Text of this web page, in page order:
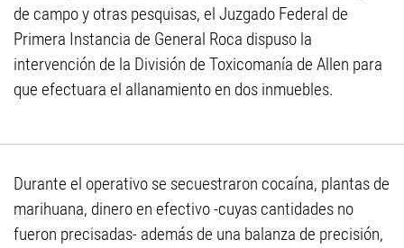
de campo y otras pesquisas, el Juzgado Federal de
Primera Instancia de General Roca dispuso la
intervención de la División de Toxicomanía de Allen para
que efectuara el allanamiento en dos inmuebles.
Durante el operativo se secuestraron cocaína, plantas de
marihuana, dinero en efectivo -cuyas cantidades no
fueron precisadas- además de una balanza de precisión,